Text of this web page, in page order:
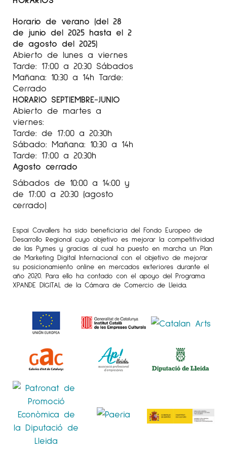
2013Carme Aliaga , Pou d’art, Sant Cugat
del Valles
2011…en trànsit , Galeria Pérgamon,
Barcelona
2010
Maria de Palautordera
2009
Terrassa
2007Anacronies II
Aliaga, Galería Paz Feliz, Madrid
2006Carme Aliaga, Galerie Ariel Sibony,
París
2004Cartografías, Galería Paz Feliz,
Madrid
Cartografies, Sala Parés, Barcelona
2002Carme Aliaga, Galería Paz Feliz,
2001
Rastres, Centre Cultural Caixa de
Terrassa, Terrassa
Quadern de Viatge
, Sala Parés, Barcelona
1999Vestigis
, Galeria Pérgamon, Barcelona
1998Civitas
Barcelona
Anamnesi, Sala Muncunill, Terrassa
Exposiciones colectivas de los útimos años
Horario de verano (del 28
de junio del 2025 hasta el 2
de agosto del 2025)
Abierto de lunes a viernes
Tarde: 17:00 a 20:30 Sábados
Mañana: 10:30 a 14h Tarde:
Cerrado
HORARIO SEPTIEMBRE-JUNIO
Abierto de martes a
viernes:
Tarde: de 17:00 a 20:30h
Sábado: Mañana: 10:30 a 14h
Tarde: 17:00 a 20:30h
Agosto cerrado
Sábados de 10:00 a 14:00 y
de 17:00 a 20:30 (agosto
cerrado)
Espai Cavallers ha sido beneficiaria del Fondo Europeo de
Desarrollo Regional cuyo objetivo es mejorar la competitividad
de las Pymes y gracias al cual ha puesto en marcha un Plan
de Marketing Digital Internacional con el objetivo de mejorar
su posicionamiento online en mercados exteriores durante el
año 2020. Para ello ha contado con el apoyo del Programa
XPANDE DIGITAL de la Cámara de Comercio de Lleida.